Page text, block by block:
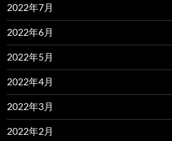
2022年7月
2022年6月
2022年5月
2022年4月
2022年3月
2022年2月